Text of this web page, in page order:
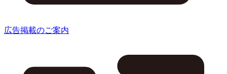
広告掲載のご案内